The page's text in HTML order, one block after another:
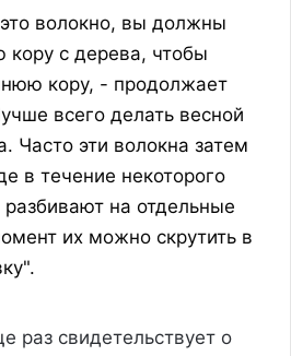
волокно, вы должны
с дерева, чтобы
кору, - продолжает
всего делать весной
Часто эти волокна затем
в течение некоторого
на отдельные
их можно скрутить в
раз свидетельствует о